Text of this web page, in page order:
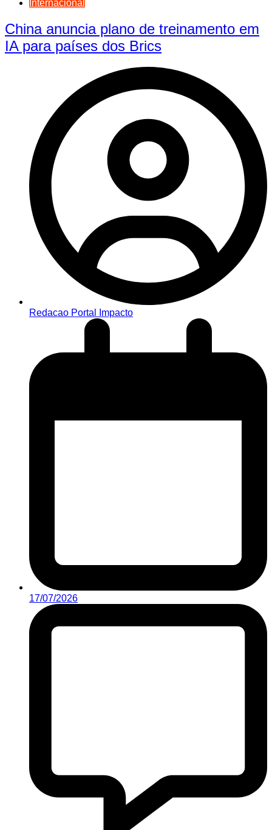
Internacional
China anuncia plano de treinamento em
IA para países dos Brics
Redacao Portal Impacto
17/07/2026